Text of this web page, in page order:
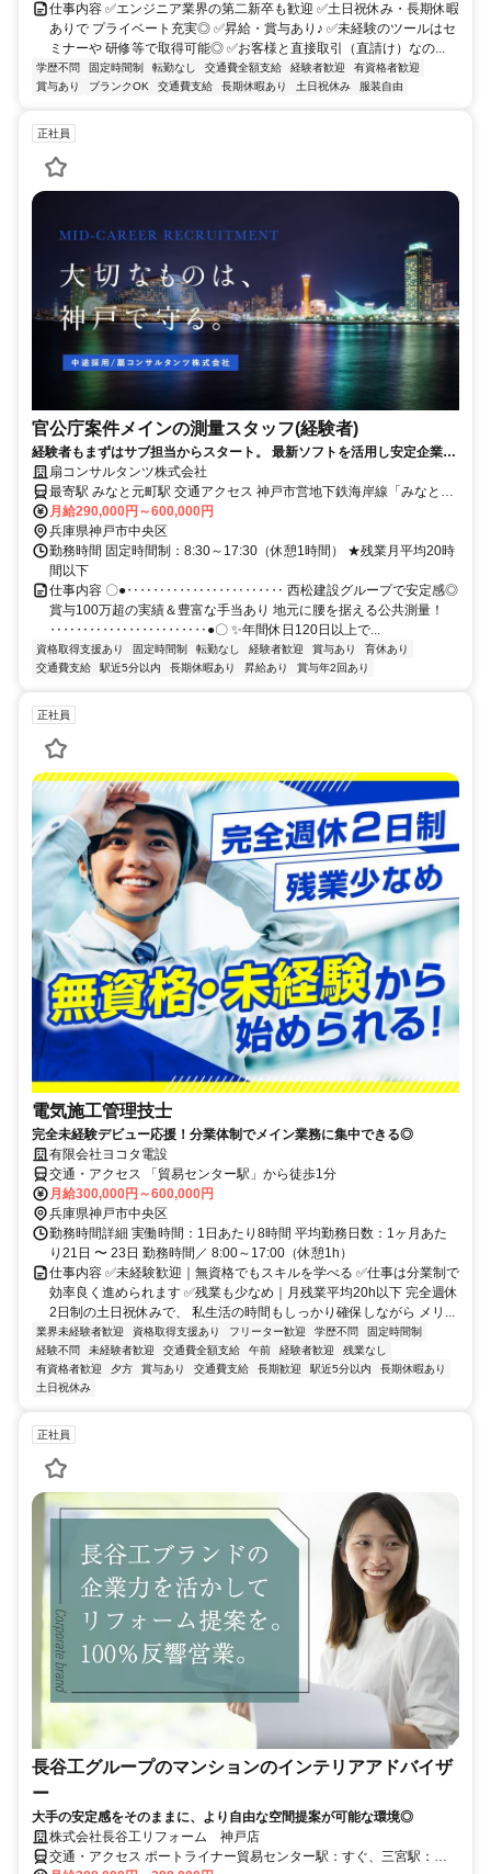
仕事内容 ✅エンジニア業界の第二新卒も歓迎 ✅土日祝休み・長期休暇
ありで プライベート充実◎ ✅昇給・賞与あり♪ ✅未経験のツールはセ
ミナーや 研修等で取得可能◎ ✅お客様と直接取引（直請け）なの...
学歴不問 固定時間制 転勤なし 交通費全額支給 経験者歓迎
有資格者歓迎
賞与あり
ブランクOK 交通費支給 長期休暇あり 土日祝休み 服装自由
正社員
官公庁案件メインの測量スタッフ(経験者)
経験者もまずはサブ担当からスタート。 最新ソフトを活用し安定企業で
活躍！
扇コンサルタンツ株式会社
最寄駅 みなと元町駅 交通アクセス 神戸市営地下鉄海岸線「みなと元
月給290,000円～600,000円
兵庫県神戸市中央区
勤務時間 固定時間制：8:30～17:30（休憩1時間） ★残業月平均20時
間以下
仕事内容 〇●‥‥‥‥‥‥‥‥‥‥‥‥ 西松建設グループで安定感◎
賞与100万超の実績＆豊富な手当あり 地元に腰を据える公共測量！
‥‥‥‥‥‥‥‥‥‥‥‥●〇 ✨️年間休日120日以上で...
資格取得支援あり 固定時間制 転勤なし 経験者歓迎 賞与あり
育休あり
交通費支給
駅近5分以内 長期休暇あり 昇給あり 賞与年2回あり
正社員
電気施工管理技士
完全未経験デビュー応援！分業体制でメイン業務に集中できる◎
有限会社ヨコタ電設
交通・アクセス 「貿易センター駅」から徒歩1分
月給300,000円～600,000円
兵庫県神戸市中央区
勤務時間詳細 実働時間：1日あたり8時間 平均勤務日数：1ヶ月あた
り21日 〜 23日 勤務時間／ 8:00～17:00（休憩1h）
仕事内容 ✅未経験歓迎｜無資格でもスキルを学べる ✅仕事は分業制で
効率良く進められます ✅残業も少なめ｜月残業平均20h以下 完全週休
2日制の土日祝休みで、 私生活の時間もしっかり確保しながら メリ...
業界未経験者歓迎 資格取得支援あり フリーター歓迎 学歴不問
固定時間制
経験不問
未経験者歓迎 交通費全額支給 午前 経験者歓迎
残業なし
有資格者歓迎
夕方 賞与あり 交通費支給 長期歓迎 駅近5分以内
長期休暇あり
土日祝休み
正社員
長谷工グループのマンションのインテリアアドバイザ
ー
大手の安定感をそのままに、より自由な空間提案が可能な環境◎
株式会社長谷工リフォーム 神戸店
交通・アクセス ポートライナー貿易センター駅：すぐ、三宮駅：徒